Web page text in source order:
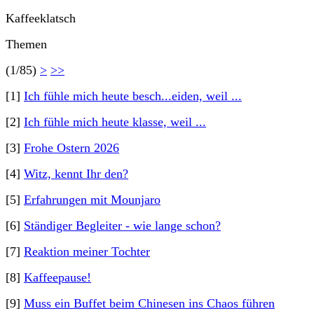
Kaffeeklatsch
Themen
(1/85) > >>
[1] Ich fühle mich heute besch...eiden, weil ...
[2] Ich fühle mich heute klasse, weil ...
[3] Frohe Ostern 2026
[4] Witz, kennt Ihr den?
[5] Erfahrungen mit Mounjaro
[6] Ständiger Begleiter - wie lange schon?
[7] Reaktion meiner Tochter
[8] Kaffeepause!
[9] Muss ein Buffet beim Chinesen ins Chaos führen